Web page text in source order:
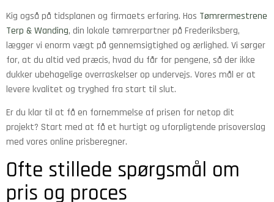
Kig også på tidsplanen og firmaets erfaring. Hos Tømrermestrene
Terp & Wanding, din lokale tømrerpartner på Frederiksberg,
lægger vi enorm vægt på gennemsigtighed og ærlighed. Vi sørger
for, at du altid ved præcis, hvad du får for pengene, så der ikke
dukker ubehagelige overraskelser op undervejs. Vores mål er at
levere kvalitet og tryghed fra start til slut.
Er du klar til at få en fornemmelse af prisen for netop dit
projekt? Start med at få et hurtigt og uforpligtende prisoverslag
med vores online prisberegner.
Ofte stillede spørgsmål om
pris og proces